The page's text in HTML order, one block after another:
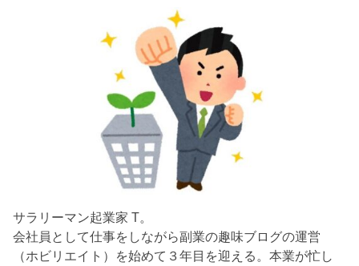
サラリーマン起業家 T。
会社員として仕事をしながら副業の趣味ブログの運営
（ホビリエイト）を始めて３年目を迎える。本業が忙し